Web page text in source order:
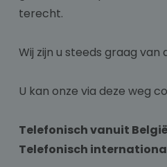
terecht.
Wij zijn u steeds graag van
U kan onze via deze weg
Telefonisch vanuit
Telefonisch